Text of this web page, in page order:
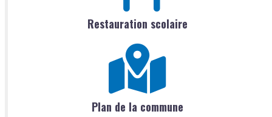
Restauration scolaire
Plan de la commune